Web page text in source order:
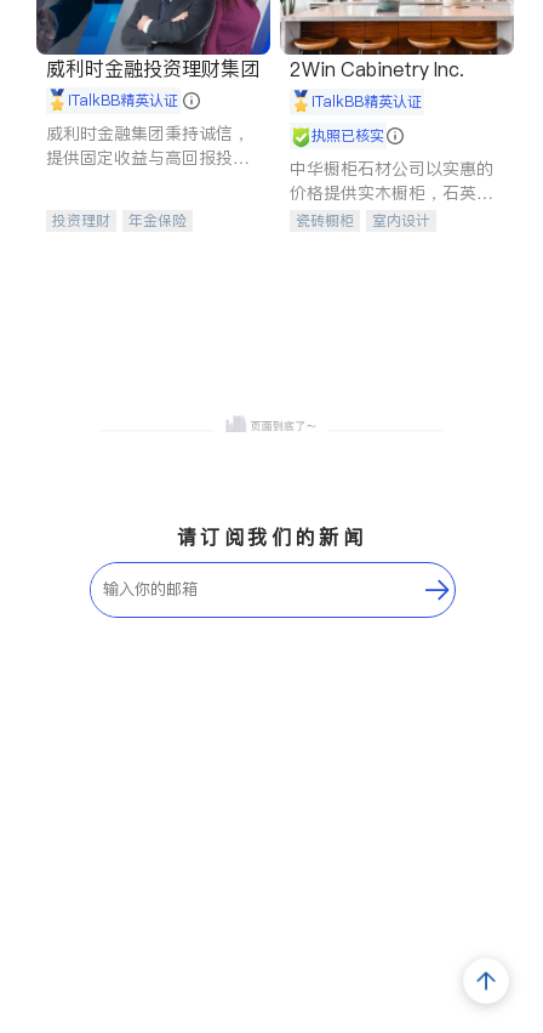
威利时金融投资理财集团
iTalkBB精英认证
威利时金融集团秉持诚信，
提供固定收益与高回报投资
合，助力客户实现目标
投资理财
年金保险
2Win Cabinetry Inc.
iTalkBB精英认证
执照已核实
中华橱柜石材公司以实惠的
价格提供实木橱柜，石英石
台面，多种优质不锈钢水
瓷砖橱柜
室内设计
请订阅我们的新闻